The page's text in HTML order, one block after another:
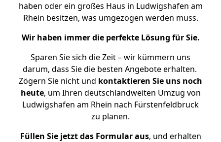
haben oder ein großes Haus in Ludwigshafen am
Rhein besitzen, was umgezogen werden muss.
Wir haben immer die perfekte Lösung für Sie.
Sparen Sie sich die Zeit – wir kümmern uns
darum, dass Sie die besten Angebote erhalten.
Zögern Sie nicht und kontaktieren Sie uns noch
heute, um Ihren deutschlandweiten Umzug von
Ludwigshafen am Rhein nach Fürstenfeldbruck
zu planen.
Füllen Sie jetzt das Formular aus, und erhalten